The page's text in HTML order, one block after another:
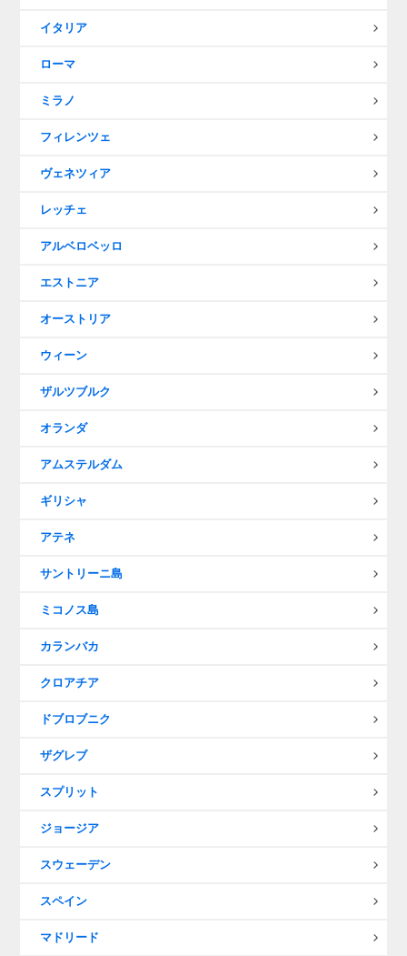
イタリア
ローマ
ミラノ
フィレンツェ
ヴェネツィア
レッチェ
アルベロベッロ
エストニア
オーストリア
ウィーン
ザルツブルク
オランダ
アムステルダム
ギリシャ
アテネ
サントリーニ島
ミコノス島
カランバカ
クロアチア
ドブロブニク
ザグレブ
スプリット
ジョージア
スウェーデン
スペイン
マドリード